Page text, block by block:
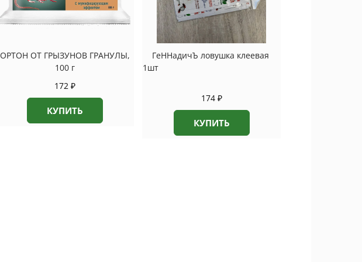
ОРТОН ОТ ГРЫЗУНОВ ГРАНУЛЫ,
100 г
172 ₽
КУПИТЬ
ГеННадичЪ ловушка клеевая
1шт
174 ₽
КУПИТЬ